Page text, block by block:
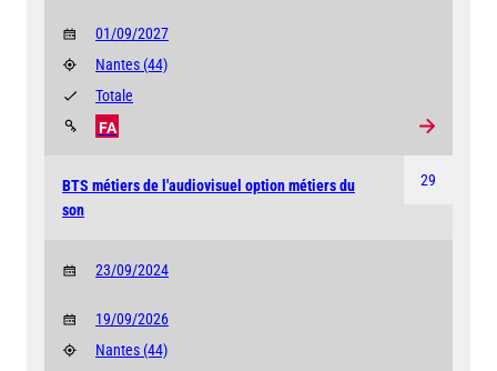
01/09/2027
Nantes (44)
FA
Totale
29
BTS métiers de l'audiovisuel option métiers du
son
23/09/2024
19/09/2026
Nantes (44)